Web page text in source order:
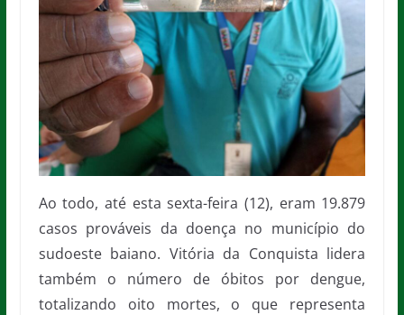
Ao todo, até esta sexta-feira (12), eram 19.879
casos prováveis da doença no município do
sudoeste baiano. Vitória da Conquista lidera
também o número de óbitos por dengue,
totalizando oito mortes, o que representa